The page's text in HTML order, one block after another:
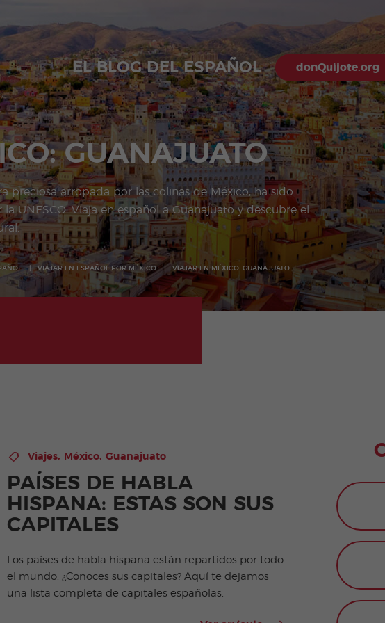
EL BLOG DEL ESPAÑOL donQuijote.org
GUANAJUATO
preciosa arropada por las colinas de México, ha sido
UNESCO. Viaja en español a Guanajuato y descubre el
VIAJAR EN ESPAÑOL POR MÉXICO VIAJAR EN MÉXICO: GUANAJUATO
Viajes, México, Guanajuato
PAÍSES DE HABLA
HISPANA: ESTAS SON SUS
CAPITALES
Los países de habla hispana están repartidos por todo
el mundo. ¿Conoces sus capitales? Aquí te dejamos
una lista completa de capitales españolas.